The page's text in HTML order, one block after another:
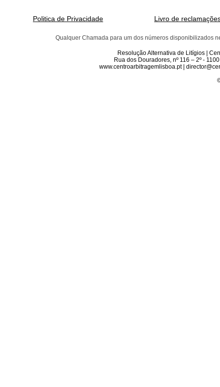
Politica de Privacidade Livro de
Qualquer Chamada para um dos números disponibilizados
Resolução Alternativa de Litígios |
Rua dos Douradores, nº 116 – 2º -
www.centroarbitragemlisboa.pt |